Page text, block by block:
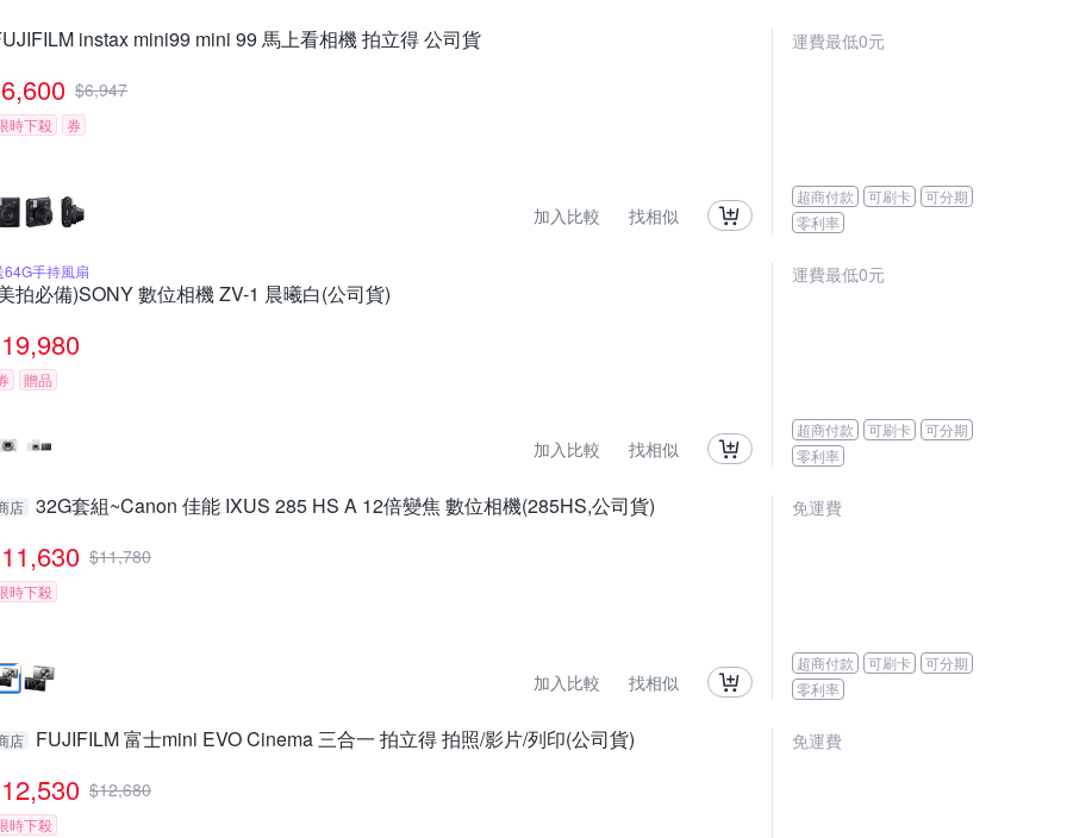
instax mini99 mini 99 馬上看相機 拍立得 公司貨
6,600 $6,947
時下殺 券
加入比較 找相似
運費最低0元
超商付款 可刷卡
可分期
零利率
64G手持風扇
拍必備)SONY 數位相機 ZV-1 晨曦白(公司貨)
19,980
贈品
加入比較 找相似
運費最低0元
超商付款 可刷卡
可分期
零利率
店 32G套組~Canon 佳能 IXUS 285 HS A 12倍變焦 數位相機(285HS,公司貨)
11,630 $11,780
時下殺
加入比較 找相似
免運費
超商付款 可刷卡
可分期
零利率
店 FUJIFILM 富士mini EVO Cinema 三合一 拍立得 拍照/影片/列印(公司貨)
12,530 $12,680
時下殺
免運費